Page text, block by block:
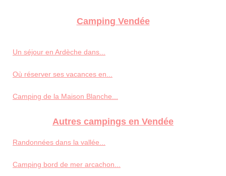
Camping Vendée
Un séjour en Ardèche dans...
Où réserver ses vacances en...
Camping de la Maison Blanche...
Autres campings en Vendée
Randonnées dans la vallée...
Camping bord de mer arcachon...